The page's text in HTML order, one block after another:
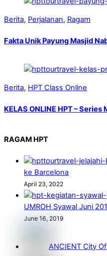
Berita, Perjalanan, Ragam
Fakta Unik Payung Masjid
Berita, HPT Class Online
KELAS ONLINE HPT –
RAGAM HPT
ke Barcelona
April 23, 2022
UMROH Syawal Juni
June 16, 2019
ANCIENT City